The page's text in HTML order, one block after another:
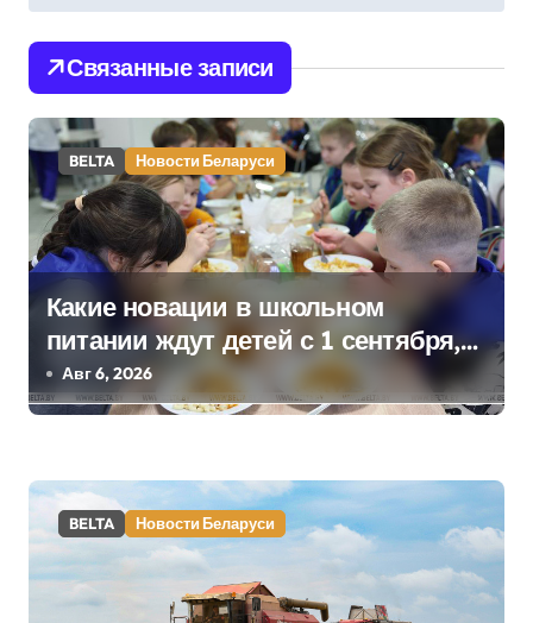
и
г
а
ц
и
я
п
о
з
а
п
и
Связанные записи
BELTA Новости Беларуси
Какие новации в школьном
питании ждут детей с 1 сентября,
рассказали в правительстве
Авг 6, 2026
BELTA Новости Беларуси